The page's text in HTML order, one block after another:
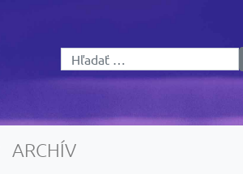
Hľadať:
ARCHÍV